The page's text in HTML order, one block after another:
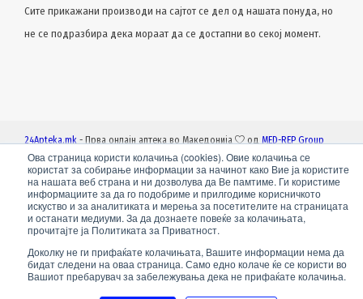
Ова страница користи колачиња (cookies). Овие колачиња се
користат за собирање информации за начинот како Вие ја користите
на нашата веб страна и ни дозволува да Ве памтиме. Ги користиме
информациите за да го подобриме и прилгодиме корисничкото
искуство и за аналитиката и мерења за посетителите на страницата
и останати медиуми. За да дознаете повеќе за колачињата,
прочитајте ја Политиката за Приватност.
Доколку не ги прифаќате колачињата, Вашите информации нема да
бидат следени на оваа страница. Само едно колаче ќе се користи во
Вашиот пребарувач за забележувања дека не прифаќате колачиња.
Сите прикажани производи на сајтот се дел од нашата понуда, но
не се подразбира дека мораат да се достапни во секој момент.
24Apteka.mk - Прва онлајн аптека во Македонија од MED-REP Group